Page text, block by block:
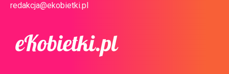
redakcja@ekobietki.pl